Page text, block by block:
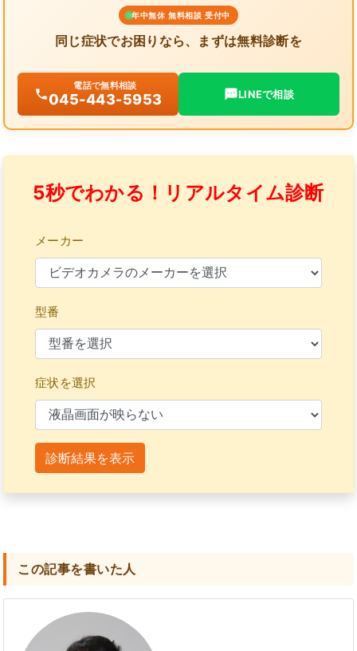
年中無休 無料相談 受付中
同じ症状でお困りなら、まずは無料診断を
電話で無料相談
045-443-5953 LINEで相談
5秒でわかる！リアルタイム診断
メーカー
型番
症状を選択
診断結果を表示
この記事を書いた人